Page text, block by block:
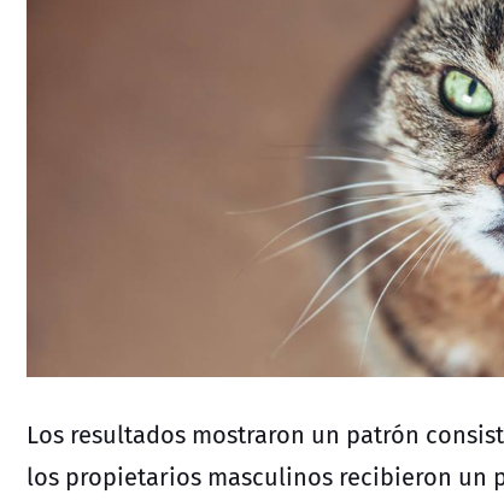
Los resultados mostraron un patrón
los propietarios masculinos recibieron un